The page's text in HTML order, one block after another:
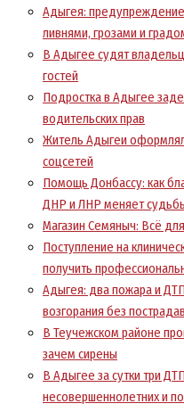
Адыгея:
ливнями, грозами и
В Адыгее судят
гостей
Подростка в Адыгее
водительских прав
Житель Адыгеи
соцсетей
Помощь Донбассу: как
ДНР и ЛНР меняет судьбы
Магазин Семяныч: Всё
Поступление на
получить
Адыгея: два пожара и
возгорания без
В Теучежском районе
зачем сирены
В Адыгее за сутки три
несовершеннолетних и